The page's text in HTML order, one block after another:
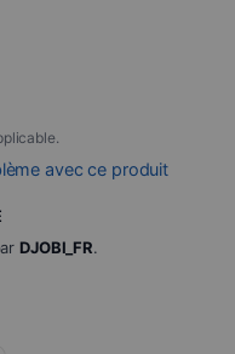
avec ce produit
DJOBI_FR.